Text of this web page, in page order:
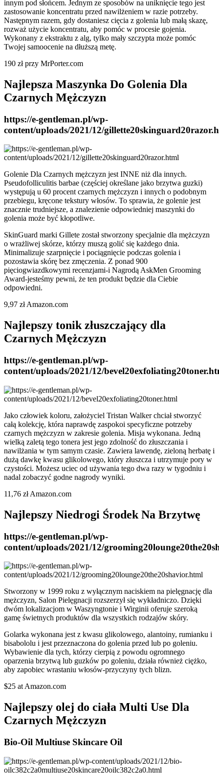
innym pod słońcem. Jednym ze sposobów na uniknięcie tego jest
zastosowanie koncentratu przed nawilżeniem w razie potrzeby.
Następnym razem, gdy dostaniesz cięcia z golenia lub małą skazę,
rozważ użycie koncentratu, aby pomóc w procesie gojenia.
Wykonany z ekstraktu z alg, tylko mały szczypta może pomóc
Twojej samoocenie na dłuższą metę.
190 zł przy MrPorter.com
Najlepsza Maszynka Do Golenia Dla
Czarnych Mężczyzn
https://e-gentleman.pl/wp-
content/uploads/2021/12/
Golenie Dla Czarnych mężczyzn jest INNE niż dla innych.
Pseudofolliculitis barbae (częściej określane jako brzytwa guzki)
występują u 60 procent czarnych mężczyzn i innych o podobnym
przebiegu, kręcone tekstury włosów. To sprawia, że golenie jest
znacznie trudniejsze, a znalezienie odpowiedniej maszynki do
golenia może być kłopotliwe.
SkinGuard marki Gillete został stworzony specjalnie dla mężczyzn
o wrażliwej skórze, którzy muszą golić się każdego dnia.
Minimalizuje szarpnięcie i pociągnięcie podczas golenia i
pozostawia skórę bez zmęczenia. Z ponad 900
pięciogwiazdkowymi recenzjami-i Nagrodą AskMen Grooming
Award-jesteśmy pewni, że ten produkt będzie dla Ciebie
odpowiedni.
9,97 zł Amazon.com
Najlepszy tonik złuszczający dla
Czarnych Mężczyzn
https://e-gentleman.pl/wp-
content/uploads/2021/12/
Jako człowiek koloru, założyciel Tristan Walker chciał stworzyć
całą kolekcję, która naprawdę zaspokoi specyficzne potrzeby
czarnych mężczyzn w zakresie golenia. Misja wykonana. Jedną
wielką zaletą tego tonera jest jego zdolność do złuszczania i
nawilżania w tym samym czasie. Zawiera lawendę, zieloną herbatę i
dużą dawkę kwasu glikolowego, który złuszcza i utrzymuje pory w
czystości. Możesz uciec od używania tego dwa razy w tygodniu i
nadal zobaczyć godne nagrody wyniki.
11,76 zł Amazon.com
Najlepszy Niedrogi Środek Na Brzytwę
https://e-gentleman.pl/wp-
content/uploads/2021/12/
Stworzony w 1999 roku z wyłącznym naciskiem na pielęgnację dla
mężczyzn, Salon Pielęgnacji rozszerzył się wykładniczo. Dzięki
dwóm lokalizacjom w Waszyngtonie i Wirginii oferuje szeroką
gamę świetnych produktów dla wszystkich rodzajów skóry.
Golarka wykonana jest z kwasu glikolowego, alantoiny, rumianku i
bisabololu i jest przeznaczona do golenia przed lub po goleniu.
Wybawienie dla tych, którzy cierpią z powodu ogromnego
oparzenia brzytwą lub guzków po goleniu, działa również ciężko,
aby zapobiec wrastaniu włosów-przyczyny tych blizn.
$25 at Amazon.com
Najlepszy olej do ciała Multi Use Dla
Czarnych Mężczyzn
Bio-Oil Multiuse Skincare Oil